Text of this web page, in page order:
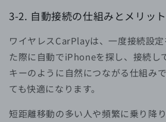
3-2. 自動接続の仕組みとメリット
ワイヤレスCarPlayは、一度接続設
た際に自動でiPhoneを探し、接続し
キーのように自然につながる仕組み
ても快適になります。
短距離移動の多い人や頻繁に乗り降